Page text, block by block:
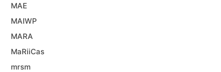
MAE
MAIWP
MARA
MaRiiCas
mrsm